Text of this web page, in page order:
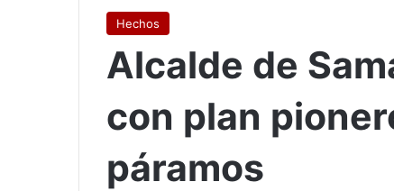
Hechos
Alcalde de
con plan
páramos